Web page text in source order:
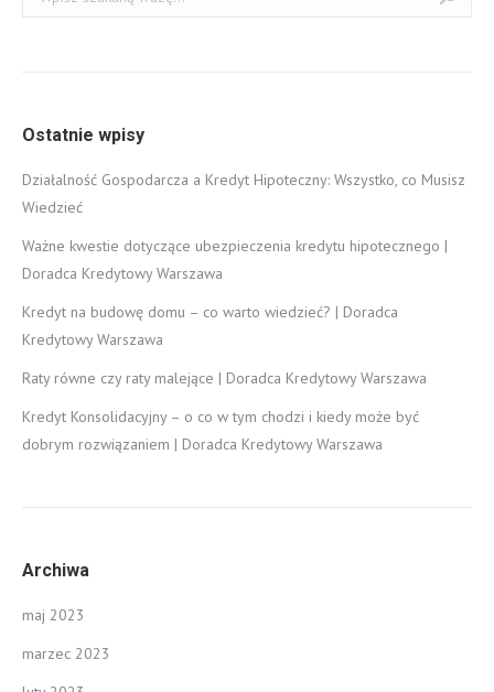
Ostatnie wpisy
Działalność Gospodarcza a Kredyt Hipoteczny: Wszystko, co Musisz
Wiedzieć
Ważne kwestie dotyczące ubezpieczenia kredytu hipotecznego |
Doradca Kredytowy Warszawa
Kredyt na budowę domu – co warto wiedzieć? | Doradca
Kredytowy Warszawa
Raty równe czy raty malejące | Doradca Kredytowy Warszawa
Kredyt Konsolidacyjny – o co w tym chodzi i kiedy może być
dobrym rozwiązaniem | Doradca Kredytowy Warszawa
Archiwa
maj 2023
marzec 2023